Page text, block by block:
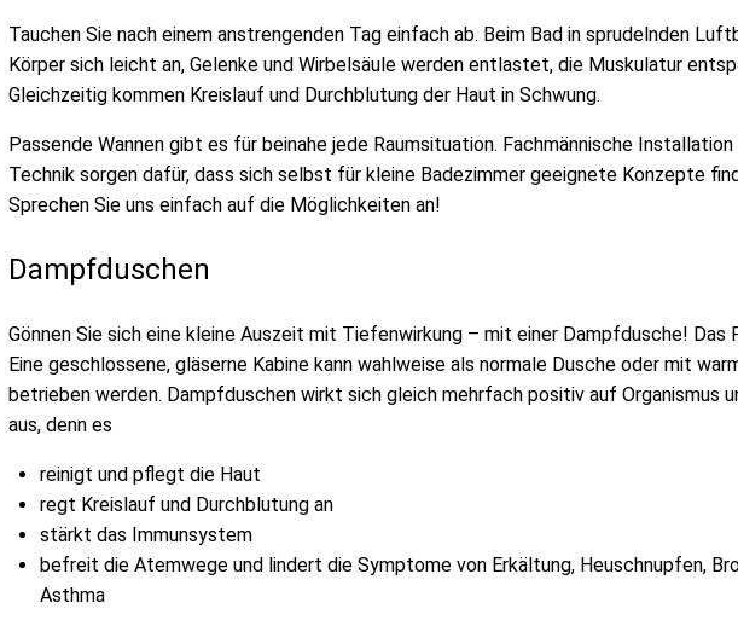
Tauchen Sie nach einem anstrengenden Tag einfach ab. Beim Bad in sprudelnden
Körper sich leicht an, Gelenke und Wirbelsäule werden entlastet, die Muskulatur
Gleichzeitig kommen Kreislauf und Durchblutung der Haut in Schwung.
Passende Wannen gibt es für beinahe jede Raumsituation. Fachmännische
Technik sorgen dafür, dass sich selbst für kleine Badezimmer geeignete Konzepte
Sprechen Sie uns einfach auf die Möglichkeiten an!
Dampfduschen
Gönnen Sie sich eine kleine Auszeit mit Tiefenwirkung – mit einer Dampfdusche! Das
Eine geschlossene, gläserne Kabine kann wahlweise als normale Dusche oder mit
betrieben werden. Dampfduschen wirkt sich gleich mehrfach positiv auf Organismus
aus, denn es
reinigt und pflegt die Haut
regt Kreislauf und Durchblutung an
stärkt das Immunsystem
befreit die Atemwege und lindert die Symptome von Erkältung, Heuschnupfen,
Asthma